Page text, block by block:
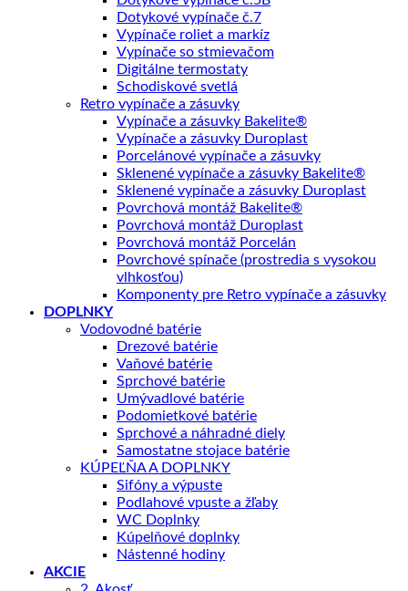
Dotykové vypínače č.7
Vypínače roliet a markíz
Vypínače so stmievačom
Digitálne termostaty
Schodiskové svetlá
Retro vypínače a zásuvky
Vypínače a zásuvky Bakelite®
Vypínače a zásuvky Duroplast
Porcelánové vypínače a zásuvky
Sklenené vypínače a zásuvky Bakelite®
Sklenené vypínače a zásuvky Duroplast
Povrchová montáž Bakelite®
Povrchová montáž Duroplast
Povrchová montáž Porcelán
Povrchové spínače (prostredia s vysokou
vlhkosťou)
Komponenty pre Retro vypínače a zásuvky
DOPLNKY
Vodovodné batérie
Drezové batérie
Vaňové batérie
Sprchové batérie
Umývadlové batérie
Podomietkové batérie
Sprchové a náhradné diely
Samostatne stojace batérie
KÚPEĽŇA A DOPLNKY
Sifóny a výpuste
Podlahové vpuste a žľaby
WC Doplnky
Kúpelňové doplnky
Nástenné hodiny
AKCIE